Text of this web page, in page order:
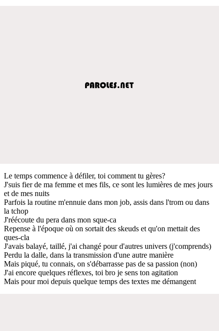
Le temps commence à défiler, toi comment tu gères?
J'suis fier de ma femme et mes fils, ce sont les lumières de mes jours
et de mes nuits
Parfois la routine m'ennuie dans mon job, assis dans l'trom ou dans
la tchop
J'réécoute du pera dans mon sque-ca
Repense à l'époque où on sortait des skeuds et qu'on mettait des
ques-cla
J'avais balayé, taillé, j'ai changé pour d'autres univers (j'comprends)
Perdu la dalle, dans la transmission d'une autre manière
Mais piqué, tu connais, on s'débarrasse pas de sa passion (non)
J'ai encore quelques réflexes, toi bro je sens ton agitation
Mais pour moi depuis quelque temps des textes me démangent